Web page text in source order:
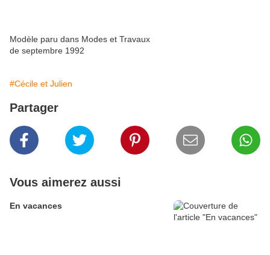
Modèle paru dans Modes et Travaux
de septembre 1992
#Cécile et Julien
Partager
Vous aimerez aussi
En vacances